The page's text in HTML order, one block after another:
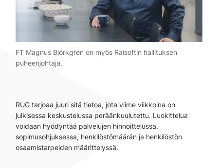
FT Magnus Björkgren on myös Raisoftin hallituksen
puheenjohtaja.
RUG tarjoaa juuri sitä tietoa, jota viime viikkoina on
julkisessa keskustelussa peräänkuulutettu. Luokittelua
voidaan hyödyntää palvelujen hinnoittelussa,
sopimusohjuksessa, henkilöstömäärän ja henkilöstön
osaamistarpeiden määrittelyssä.